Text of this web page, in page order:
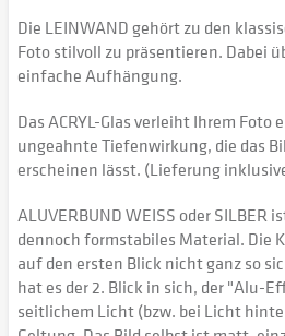
Die LEINWAND gehört zu den
Foto stilvoll zu präsentieren. Dabei
einfache Aufhängung.
Das ACRYL-Glas verleiht Ihrem
ungeahnte Tiefenwirkung, die das
erscheinen lässt. (Lieferung
ALUVERBUND WEISS oder SILBER
dennoch formstabiles Material. Die
auf den ersten Blick nicht ganz so
hat es der 2. Blick in sich, der "Alu-
seitlichem Licht (bzw. bei Licht